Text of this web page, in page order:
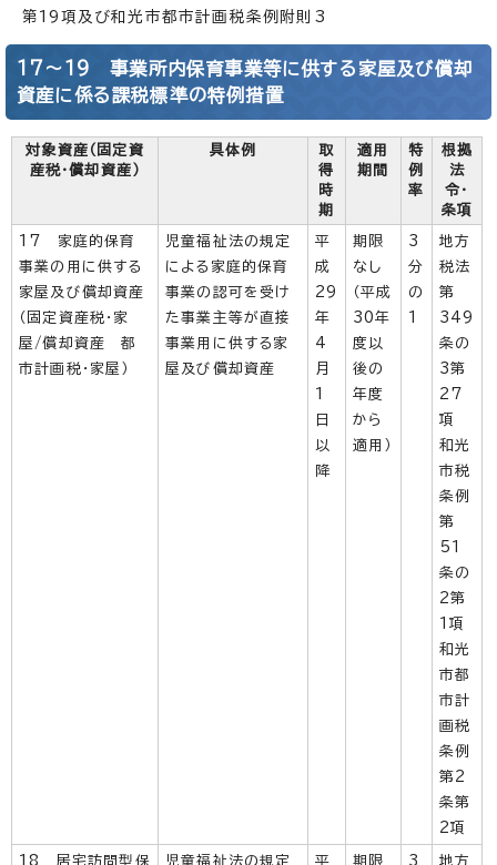
第19項及び和光市都市計画税条例附則3
17～19 事業所内保育事業等に供する家屋及び償却
資産に係る課税標準の特例措置
対象資産（固定資
産税・償却資産）
具体例
取
得
時
期
適用
期間
特
例
率
根拠
法
令・
条項
17 家庭的保育
事業の用に供する
家屋及び償却資産
（固定資産税・家
屋/償却資産 都
市計画税・家屋）
児童福祉法の規定
による家庭的保育
事業の認可を受け
た事業主等が直接
事業用に供する家
屋及び償却資産
平
成
29
年
4
月
1
日
以
降
期限
なし
（平成
30年
度以
後の
年度
から
適用）
3
分
の
1
地方
税法
第
349
条の
3第
27
項
和光
市税
条例
第
51
条の
2第
1項
和光
市都
市計
画税
条例
第2
条第
2項
18 居宅訪問型保 児童福祉法の規定 平 期限 3 地方